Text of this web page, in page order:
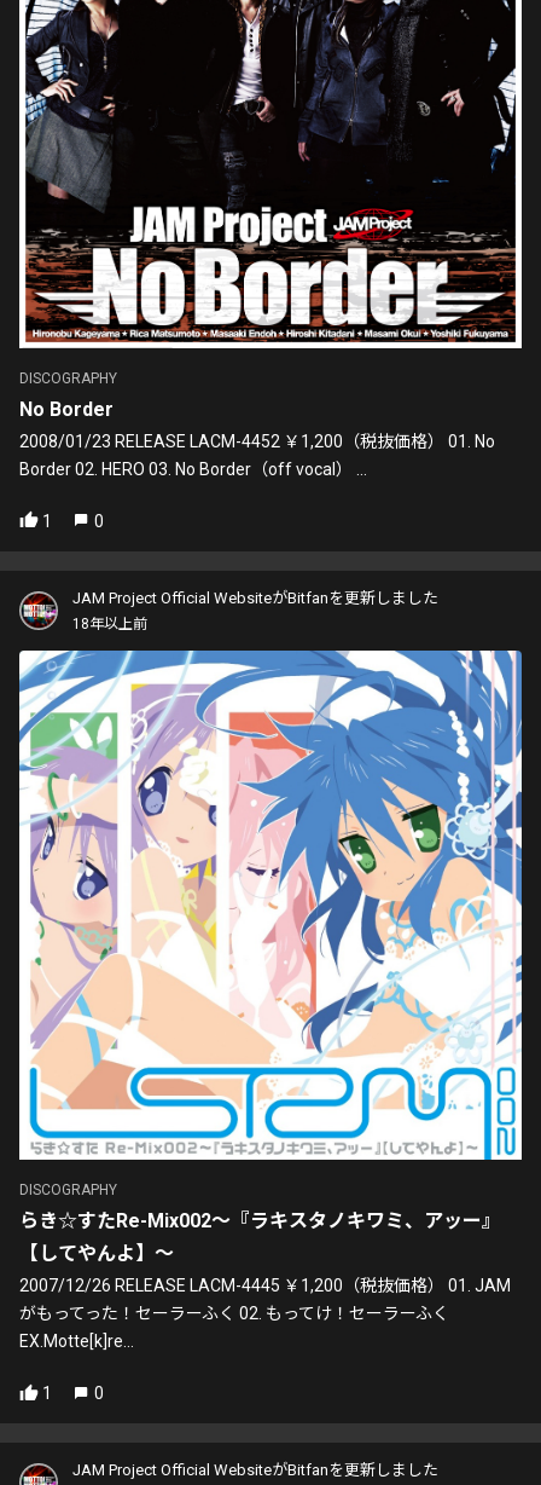
DISCOGRAPHY
No Border
2008/01/23 RELEASE LACM-4452 ￥1,200（税抜価格） 01. No
Border 02. HERO 03. No Border（off vocal） ...
1 0
JAM Project Official WebsiteがBitfanを更新しました
18年以上前
DISCOGRAPHY
らき☆すたRe-Mix002～『ラキスタノキワミ、アッー』
【してやんよ】～
2007/12/26 RELEASE LACM-4445 ￥1,200（税抜価格） 01. JAM
がもってった！セーラーふく 02. もってけ！セーラーふく
EX.Motte[k]re...
1 0
JAM Project Official WebsiteがBitfanを更新しました